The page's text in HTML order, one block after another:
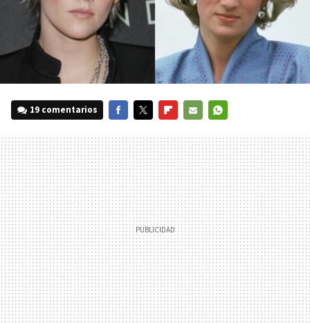
19 comentarios
MAIL